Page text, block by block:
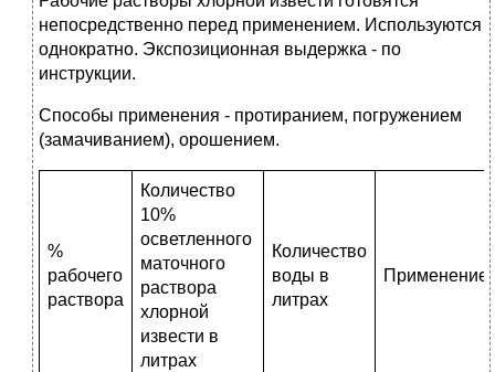
непосредственно перед применением. Используются
однократно. Экспозиционная выдержка - по
инструкции.
Способы применения - протиранием, погружением
(замачиванием), орошением.
%
рабочего
раствора
Количество
10%
осветленного
маточного
раствора
хлорной
извести в
литрах
Количество
воды в
литрах
Применение